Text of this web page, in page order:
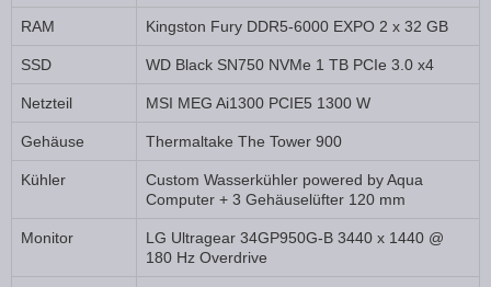
RAM Kingston Fury DDR5-6000 EXPO 2 x 32 GB
SSD WD Black SN750 NVMe 1 TB PCIe 3.0 x4
Netzteil MSI MEG Ai1300 PCIE5 1300 W
Gehäuse Thermaltake The Tower 900
Kühler
Custom Wasserkühler powered by Aqua
Computer + 3 Gehäuselüfter 120 mm
Monitor
LG Ultragear 34GP950G-B 3440 x 1440 @
180 Hz Overdrive